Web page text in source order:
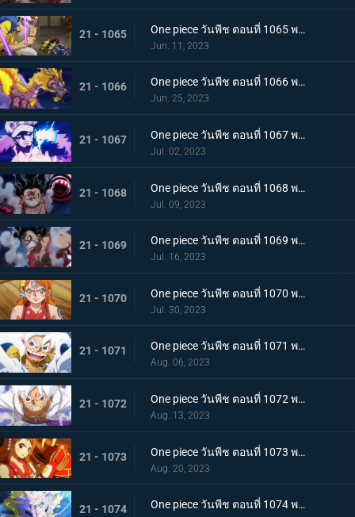
21 - 1065 One piece วันพีช ตอนที่ 1065 พากย์ไทย พันธมิตรล่มสลาย ความมุ่งมั่นของยุคสมัยใหม่จงลุกโชน
Jun. 11, 2023
21 - 1066 One piece วันพีช ตอนที่ 1066 พากย์ไทย ตัวเอกมาแล้ว สุดยอดท่าจากคลื่นและแม่เหล็ก
Jun. 25, 2023
21 - 1067 One piece วันพีช ตอนที่ 1067 พากย์ไทย สู่ยุคสมัยใหม่ บทสรุปความมุ่งมั่นของพวกเด็กเหลือขอ
Jul. 02, 2023
21 - 1068 One piece วันพีช ตอนที่ 1068 พากย์ไทย เจ้าหญิงจันทราดังก้อง ฉากสุดท้ายของแคว้นวาโนะ
Jul. 09, 2023
21 - 1069 One piece วันพีช ตอนที่ 1069 พากย์ไทย ผู้ชนะมีเพียงหนึ่ง ลูฟี่ ปะทะ ไคโด
Jul. 16, 2023
21 - 1070 One piece วันพีช ตอนที่ 1070 พากย์ไทย ลูฟี่พ่ายแพ้ การเตรียมใจของผู้ที่เหลืออยู่
Jul. 30, 2023
21 - 1071 One piece วันพีช ตอนที่ 1071 พากย์ไทย ไปให้ถึงจุดสูงสุดของลูฟี่ เกียร์ฟิฟท์
Aug. 06, 2023
21 - 1072 One piece วันพีช ตอนที่ 1072 พากย์ไทย พลังกวนประสาท เกียร์ฟิฟท์โลดแล่น
Aug. 13, 2023
21 - 1073 One piece วันพีช ตอนที่ 1073 พากย์ไทย ไม่มีที่ให้หนี ภาพเกาะโอนิกาชิมะในนรก
Aug. 20, 2023
21 - 1074 One piece วันพีช ตอนที่ 1074 พากย์ไทย เชื่อในโมโมะ ท่าเด็ดครั้งสุดท้ายของลูฟี่